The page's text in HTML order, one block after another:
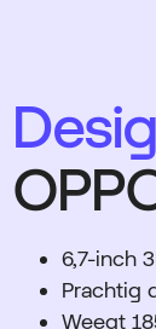
6,7-inch
Prachtig
Weegt